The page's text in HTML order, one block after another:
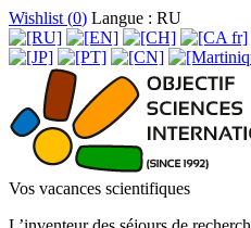
Wishlist (0) Langue : RU
Vos vacances scientifiques